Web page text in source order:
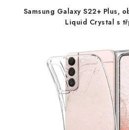
Samsung Galaxy S22+ Plus,
Liquid Crystal s